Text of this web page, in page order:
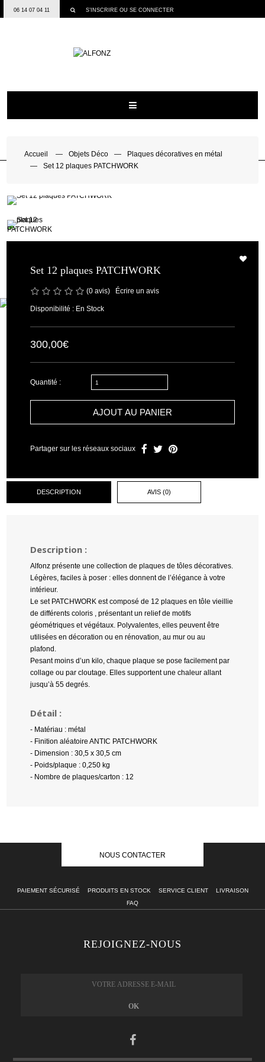
06 14 07 04 11 S’INSCRIRE OU SE CONNECTER
Accueil Objets Déco
Plaques décoratives en métal
Set 12 plaques PATCHWORK
Set 12 plaques PATCHWORK
(0 avis) Écrire un avis
Disponibilité : En Stock
300,00€
Quantité :
AJOUT AU PANIER
Partager sur les réseaux sociaux
DESCRIPTION AVIS (0)
Description :
Alfonz présente une collection de plaques de tôles décoratives.
Légères, faciles à poser : elles donnent de l’élégance à votre
intérieur.
Le set PATCHWORK est composé de 12 plaques en tôle vieillie
de différents coloris , présentant un relief de motifs
géométriques et végétaux. Polyvalentes, elles peuvent être
utilisées en décoration ou en rénovation, au mur ou au
plafond.
Pesant moins d’un kilo, chaque plaque se pose facilement par
collage ou par cloutage. Elles supportent une chaleur allant
jusqu’à 55 degrés.
Détail :
- Matériau : métal
- Finition aléatoire ANTIC PATCHWORK
- Dimension : 30,5 x 30,5 cm
- Poids/plaque : 0,250 kg
- Nombre de plaques/carton : 12
NOUS CONTACTER
PAIEMENT SÉCURISÉ PRODUITS EN STOCK SERVICE CLIENT
LIVRAISON
FAQ
REJOIGNEZ-NOUS